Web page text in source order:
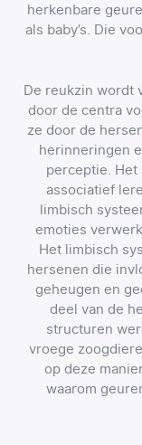
herkenbare
als baby’s. Die
De reukzin wordt
door de centra
ze door de
herinneringen
perceptie.
associatief
limbisch
emoties
Het limbisch
hersenen die
geheugen en
deel van de
structuren
vroege
op deze
waarom